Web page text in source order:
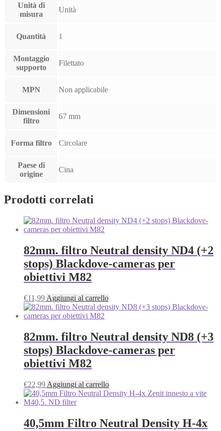
Unità di
misura
Unità
Quantità 1
Montaggio
supporto
Filettato
MPN Non applicabile
Dimensioni
filtro
67 mm
Forma filtro Circolare
Paese di
origine
Cina
Prodotti correlati
82mm. filtro Neutral density ND4 (+2
stops) Blackdove-cameras per
obiettivi M82
€11,99 Aggiungi al carrello
82mm. filtro Neutral density ND8 (+3
stops) Blackdove-cameras per
obiettivi M82
€22,99 Aggiungi al carrello
40,5mm Filtro Neutral Density H-4x